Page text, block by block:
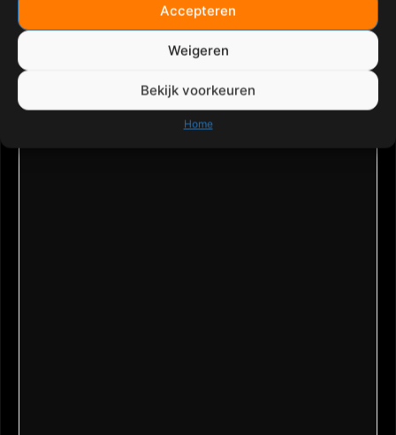
Accepteren
Weigeren
Bekijk voorkeuren
Home